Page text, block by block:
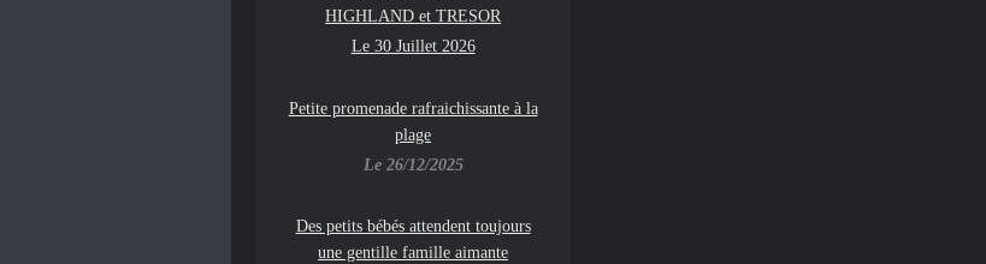
HIGHLAND et TRESOR
Le 30 Juillet 2026
Petite promenade rafraichissante à la
plage
Le 26/12/2025
Des petits bébés attendent toujours
une gentille famille aimante